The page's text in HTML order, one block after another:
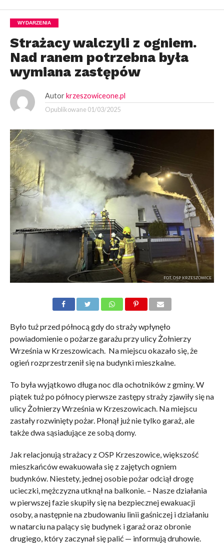
WYDARZENIA
Strażacy walczyli z ogniem.
Nad ranem potrzebna była
wymiana zastępów
Autor krzeszowiceone.pl
Opublikowane 01/03/2025
FOT. OSP KRZESZOWICE
Było tuż przed północą gdy do straży wpłynęło
powiadomienie o pożarze garażu przy ulicy Żołnierzy
Września w Krzeszowicach. Na miejscu okazało się, że
ogień rozprzestrzenił się na budynki mieszkalne.
To była wyjątkowo długa noc dla ochotników z gminy. W
piątek tuż po północy pierwsze zastępy straży zjawiły się na
ulicy Żołnierzy Września w Krzeszowicach. Na miejscu
zastały rozwinięty pożar. Płonął już nie tylko garaż, ale
także dwa sąsiadujące ze sobą domy.
Jak relacjonują strażacy z OSP Krzeszowice, większość
mieszkańców ewakuowała się z zajętych ogniem
budynków. Niestety, jednej osobie pożar odciął drogę
ucieczki, mężczyzna utknął na balkonie. – Nasze działania
w pierwszej fazie skupiły się na bezpiecznej ewakuacji
osoby, a następnie na zbudowaniu linii gaśniczej i działaniu
w natarciu na palący się budynek i garaż oraz obronie
drugiego, który zaczynał się palić — informują druhowie.